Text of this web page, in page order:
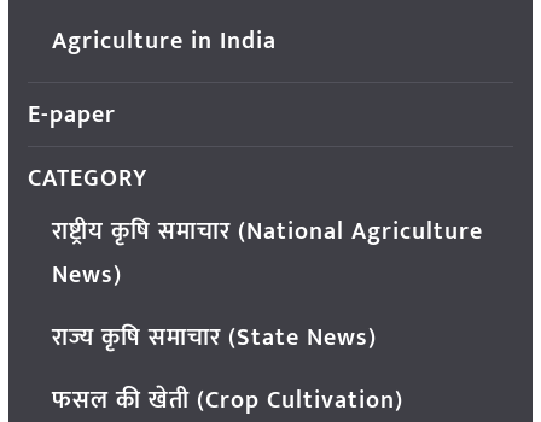
Agriculture in India
E-paper
CATEGORY
राष्ट्रीय कृषि समाचार (National Agriculture
News)
राज्य कृषि समाचार (State News)
फसल की खेती (Crop Cultivation)